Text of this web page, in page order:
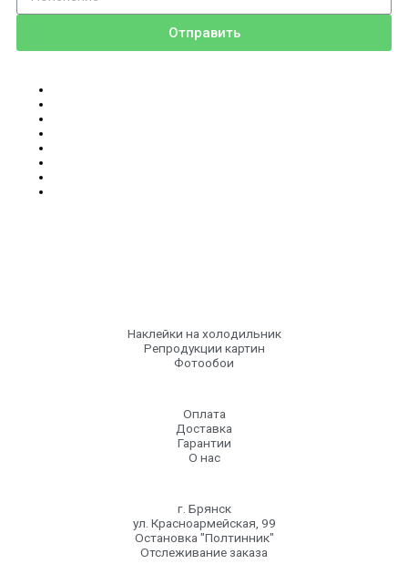
Отправить
Наклейки на холодильник
Репродукции картин
Фотообои
Оплата
Доставка
Гарантии
О нас
г. Брянск
ул. Красноармейская, 99
Остановка "Полтинник"
Отслеживание заказа